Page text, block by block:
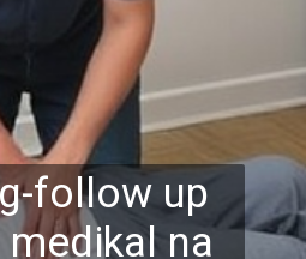
follow up
medikal na